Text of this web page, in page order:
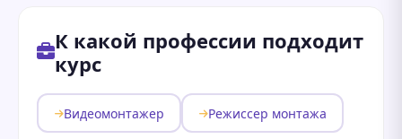
К какой профессии подходит
курс
Видеомонтажер Режиссер монтажа